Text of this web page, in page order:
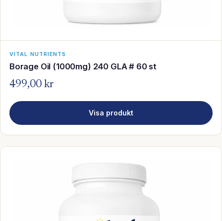
VITAL NUTRIENTS
Borage Oil (1000mg) 240 GLA # 60 st
499,00 kr
Visa produkt